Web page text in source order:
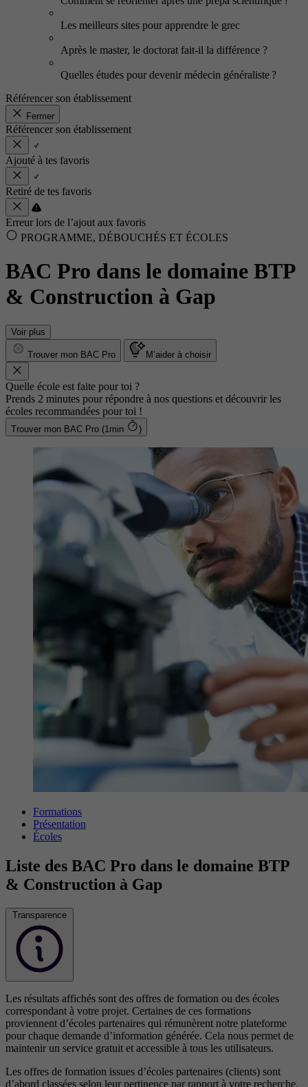
Les meilleurs sites pour apprendre le grec
Après le master, le doctorat fait-il la différence ?
Quelles études pour devenir médecin généraliste ?
Référencer son établissement
Fermer
Référencer son établissement
Ajouté à tes favoris
Retiré de tes favoris
Erreur lors de l’ajout aux favoris
PROGRAMME, DÉBOUCHÉS ET ÉCOLES
BAC Pro dans le domaine BTP
& Construction à Gap
Voir plus
Trouver mon BAC Pro M’aider à choisir
Quelle école est faite pour toi ?
Prends 2 minutes pour répondre à nos questions et découvrir les
écoles recommandées pour toi !
Trouver mon BAC Pro (1min )
Formations
Présentation
Écoles
Liste des BAC Pro dans le domaine BTP
& Construction à Gap
Transparence
Les résultats affichés sont des offres de formation ou des écoles
correspondant à votre projet. Certaines de ces formations
proviennent d’écoles partenaires qui rémunèrent notre plateforme
pour chaque demande d’information générée. Cela nous permet de
maintenir un service gratuit et accessible à tous les utilisateurs.
Les offres de formation issues d’écoles partenaires (clients) sont
d’abord classées selon leur pertinence par rapport à votre recherche,